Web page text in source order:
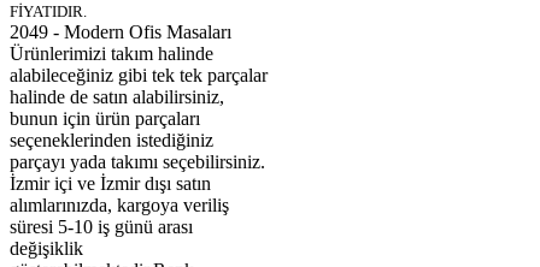
FİYATIDIR.
2049 - Modern Ofis Masaları
Ürünlerimizi takım halinde
alabileceğiniz gibi tek tek parçalar
halinde de satın alabilirsiniz,
bunun için ürün parçaları
seçeneklerinden istediğiniz
parçayı yada takımı seçebilirsiniz.
İzmir içi ve İzmir dışı satın
alımlarınızda, kargoya veriliş
süresi 5-10 iş günü arası
değişiklik